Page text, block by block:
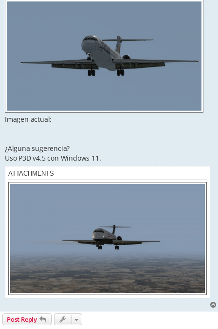
Imagen actual:
¿Alguna sugerencia?
Uso P3D v4.5 con Windows 11.
ATTACHMENTS
Post Reply